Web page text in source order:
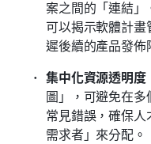
案之間的「連結
可以揭示軟體計
遲後續的產品發佈
集中化資源透明度
圖」，可避免在
常見錯誤，確保
需求者」來分配。